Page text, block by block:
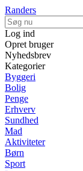
Randers
Log ind
Opret bruger
Nyhedsbrev
Kategorier
Byggeri
Bolig
Penge
Erhverv
Sundhed
Mad
Aktiviteter
Børn
Sport